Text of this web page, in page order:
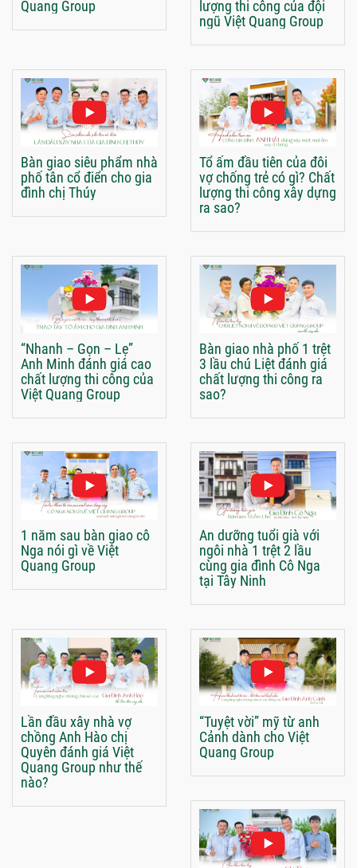
Quang Group
lượng thi công của đội
ngũ Việt Quang Group
Bàn giao siêu phẩm nhà
phố tân cổ điển cho gia
đình chị Thúy
Tổ ấm đầu tiên của đôi
vợ chống trẻ có gì? Chất
lượng thi công xây dựng
ra sao?
“Nhanh – Gọn – Lẹ”
Anh Minh đánh giá cao
chất lượng thi công của
Việt Quang Group
Bàn giao nhà phố 1 trệt
3 lầu chú Liệt đánh giá
chất lượng thi công ra
sao?
1 năm sau bàn giao cô
Nga nói gì về Việt
Quang Group
An dưỡng tuổi già với
ngôi nhà 1 trệt 2 lầu
cùng gia đình Cô Nga
tại Tây Ninh
Lần đầu xây nhà vợ
chồng Anh Hào chị
Quyên đánh giá Việt
Quang Group như thế
nào?
“Tuyệt vời” mỹ từ anh
Cảnh dành cho Việt
Quang Group